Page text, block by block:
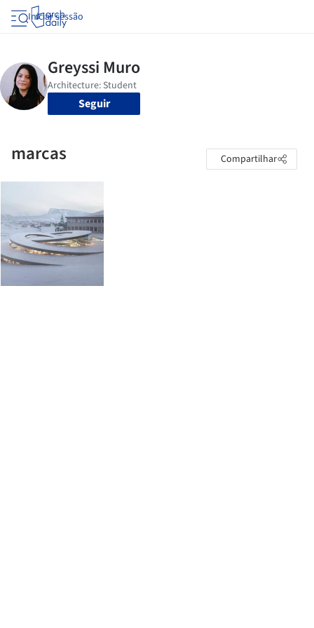
Iniciar sessão
Seguir
marcas Compartilhar